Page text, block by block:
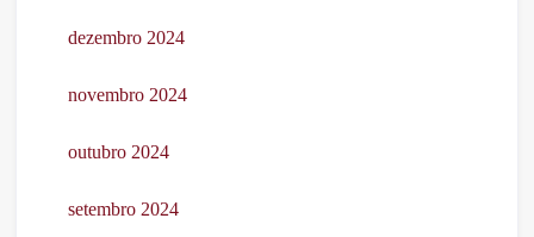
dezembro 2024
novembro 2024
outubro 2024
setembro 2024